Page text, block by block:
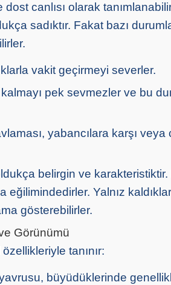
canlısı olarak
sadıktır. Fakat bazı
vakit geçirmeyi severler.
pek sevmezler ve bu
yabancılara karşı veya
belirgin ve
eğilimindedirler. Yalnız
gösterebilirler.
Görünümü
tanınır:
büyüdüklerinde